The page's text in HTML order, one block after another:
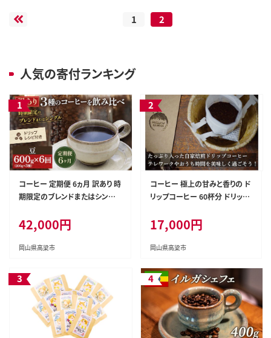
1 2
人気の寄付ランキング
コーヒー 定期便 6ヵ月 訳あり 時
期限定のブレンドまたはシング
コーヒー豆 セット 飲み比べ 飲
み比べセット 詰め合わせ 焙煎
深煎り 飲み物 ドリンク 定期 6回
42,000円
岡山県高梁市
コーヒー 極上の甘みと香りの ド
リップコーヒー 60杯分 ドリップ
リンク
17,000円
岡山県高梁市